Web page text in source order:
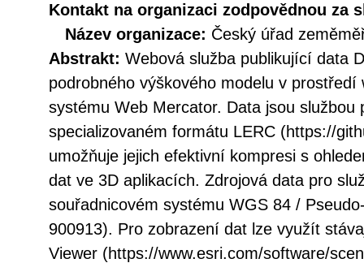
Kontakt na organizaci zodpovědnou za
Název organizace: Český úřad
Abstrakt: Webová služba publikující data
podrobného výškového modelu v
systému Web Mercator. Data jsou službou
specializovaném formátu LERC (https://
umožňuje jejich efektivní kompresi s
dat ve 3D aplikacích. Zdrojová data pro
souřadnicovém systému WGS 84 /
900913). Pro zobrazení dat lze využít
Viewer (https://www.esri.com/software/